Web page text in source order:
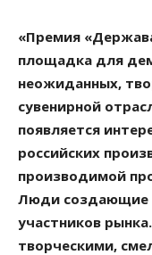
«Премия
площадка для
неожиданных,
сувенирной
появляется
российских
производимой
Люди создающие
участников
творческими,